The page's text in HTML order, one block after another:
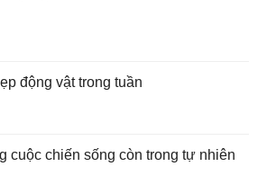
động vật trong tuần
cuộc chiến sống còn trong tự nhiên